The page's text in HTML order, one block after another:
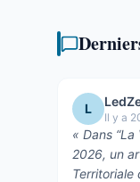
L
Il y a
« Dans
2026, un
Territoriale